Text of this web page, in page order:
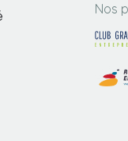
Nos